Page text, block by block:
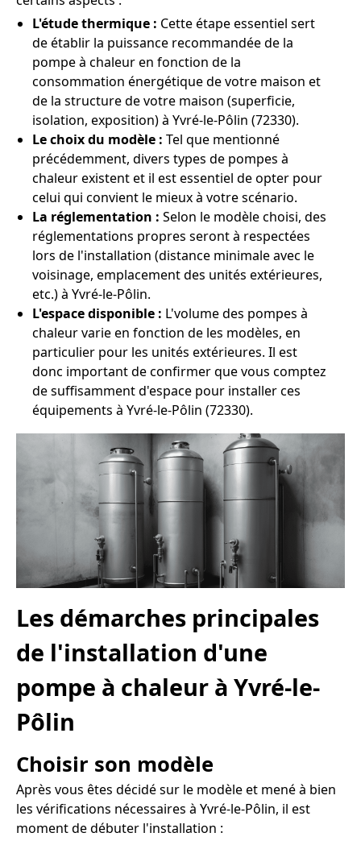
L'étude thermique : Cette étape essentiel sert
de établir la puissance recommandée de la
pompe à chaleur en fonction de la
consommation énergétique de votre maison et
de la structure de votre maison (superficie,
isolation, exposition) à Yvré-le-Pôlin (72330).
Le choix du modèle : Tel que mentionné
précédemment, divers types de pompes à
chaleur existent et il est essentiel de opter pour
celui qui convient le mieux à votre scénario.
La réglementation : Selon le modèle choisi, des
réglementations propres seront à respectées
lors de l'installation (distance minimale avec le
voisinage, emplacement des unités extérieures,
etc.) à Yvré-le-Pôlin.
L'espace disponible : L'volume des pompes à
chaleur varie en fonction de les modèles, en
particulier pour les unités extérieures. Il est
donc important de confirmer que vous comptez
de suffisamment d'espace pour installer ces
équipements à Yvré-le-Pôlin (72330).
Les démarches principales
de l'installation d'une
pompe à chaleur à Yvré-le-
Pôlin
Choisir son modèle
Après vous êtes décidé sur le modèle et mené à bien
les vérifications nécessaires à Yvré-le-Pôlin, il est
moment de débuter l'installation :